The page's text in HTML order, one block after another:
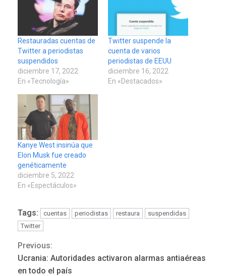
Restauradas cuentas de
Twitter a periodistas
suspendidos
diciembre 17, 2022
En «Tecnología»
Twitter suspende la
cuenta de varios
periodistas de EEUU
diciembre 16, 2022
En «Destacados»
Kanye West insinúa que
Elon Musk fue creado
genéticamente
diciembre 5, 2022
En «Espectáculos»
Tags: cuentas periodistas restaura
suspendidas
Twitter
Continue
Previous:
Ucrania: Autoridades activaron alarmas antiaéreas
en todo el país
POLÍTICA
TITULARES
ÚLTIMA HORA
diálogo en Venezuela